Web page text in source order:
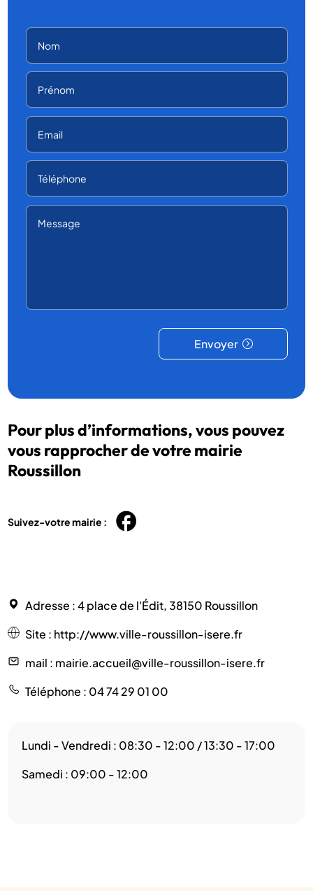
Envoyer
Pour plus d’informations, vous pouvez
vous rapprocher de votre mairie
Roussillon
Suivez-votre mairie :
Adresse : 4 place de l'Édit, 38150 Roussillon
Site : http://www.ville-roussillon-isere.fr
mail : mairie.accueil@ville-roussillon-isere.fr
Téléphone : 04 74 29 01 00
Lundi - Vendredi : 08:30 - 12:00 / 13:30 - 17:00
Samedi : 09:00 - 12:00